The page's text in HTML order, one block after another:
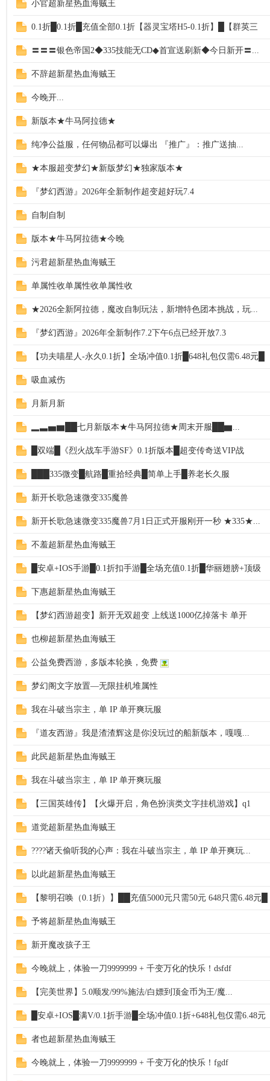
小官超新星热血海贼王
0.1折█0.1折█充值全部0.1折【器灵宝塔H5-0.1折】█【群英三
〓〓〓银色帝国2◆335技能无CD◆首宣送刷新◆今日新开〓...
不辞超新星热血海贼王
今晚开...
新版本★牛马阿拉德★
纯净公益服，任何物品都可以爆出 『推广』：推广送抽...
★本服超变梦幻★新版梦幻★独家版本★
『梦幻西游』2026年全新制作超变超好玩7.4
自制自制
版本★牛马阿拉德★今晚
污君超新星热血海贼王
单属性收单属性收单属性收
★2026全新阿拉德，魔改自制玩法，新增特色团本挑战，玩...
『梦幻西游』2026年全新制作7.2下午6点已经开放7.3
【功夫喵星人-永久0.1折】全场冲值0.1折█648礼包仅需6.48元█
吸血减伤
月新月新
▂▃▅▆██七月新版本★牛马阿拉德★周末开服██▆...
█双端█《烈火战车手游SF》0.1折版本█超变传奇送VIP战
███335微变█航路█重拾经典█简单上手█养老长久服
新开长歌急速微变335魔兽
新开长歌急速微变335魔兽7月1日正式开服刚开一秒 ★335★...
不羞超新星热血海贼王
█安卓+IOS手游█0.1折扣手游█全场充值0.1折█华丽翅膀+顶级
下惠超新星热血海贼王
【梦幻西游超变】新开无双超变 上线送1000亿掉落卡 单开
也柳超新星热血海贼王
公益免费西游，多版本轮换，免费
梦幻阁文字放置—无限挂机堆属性
我在斗破当宗主，单 IP 单开爽玩服
『道友西游』我是渣渣辉这是你没玩过的船新版本，嘎嘎...
此民超新星热血海贼王
我在斗破当宗主，单 IP 单开爽玩服
【三国英雄传】【火爆开启，角色扮演类文字挂机游戏】q1
道觉超新星热血海贼王
????诸天偷听我的心声：我在斗破当宗主，单 IP 单开爽玩...
以此超新星热血海贼王
【黎明召唤（0.1折）】██充值5000元只需50元 648只需6.48元█
予将超新星热血海贼王
新开魔改孩子王
今晚就上，体验一刀9999999 + 千变万化的快乐！dsfdf
【完美世界】5.0顺发/99%施法/白嫖到顶金币为王/魔...
█安卓+IOS█满V/0.1折手游█全场冲值0.1折+648礼包仅需6.48元
者也超新星热血海贼王
今晚就上，体验一刀9999999 + 千变万化的快乐！fgdf